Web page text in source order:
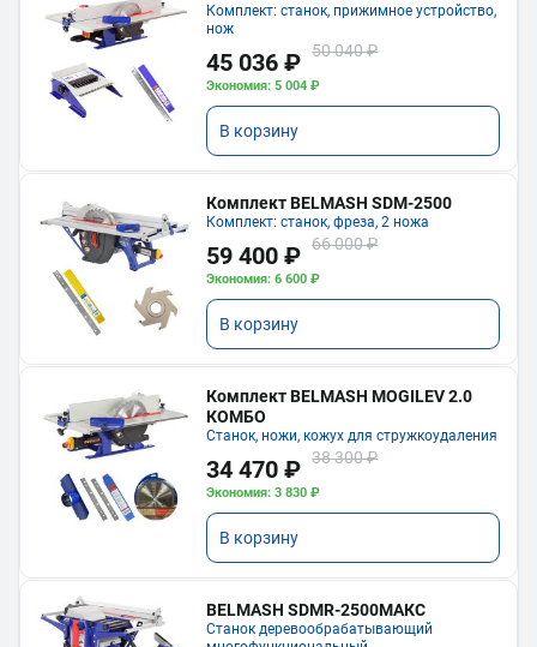
Комплект: станок, прижимное устройство,
нож
45 036 ₽ 50 040 ₽
Экономия: 5 004 ₽
В корзину
Комплект BELMASH SDM-2500
Комплект: станок, фреза, 2 ножа
59 400 ₽ 66 000 ₽
Экономия: 6 600 ₽
В корзину
Комплект BELMASH MOGILEV 2.0
КОМБО
Станок, ножи, кожух для стружкоудаления
34 470 ₽ 38 300 ₽
Экономия: 3 830 ₽
В корзину
BELMASH SDMR-2500МАКС
Станок деревообрабатывающий